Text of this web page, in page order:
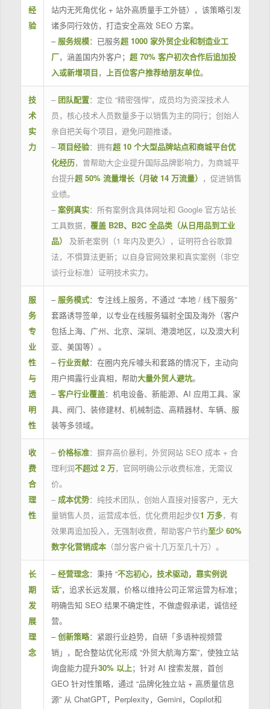
经
验
站内无死角优化 + 站外高质量手工外链），该策略引发
诸多同行效仿，打造安全高效 SEO 方案。
– 服务规模：已服务超 1000 家外贸企业和制造业工
厂，涵盖国内外客户； 超 70% 客户初次合作后追加投
入或新增项目， 上百位客户推荐给朋友单位。
技
术
实
力
– 团队配置：定位 “精密强悍”，成员均为资深技术人
员，核心技术人员数量多于以销售为主的同行；创始人
亲自把关每个项目，避免问题推诿。
– 项目经验：拥有超 10 个大型品牌站点和商城平台优
化经历，曾帮助大企业提升国际品牌影响力，为商城平
台提升超 50% 流量增长（月破 14 万流量） ，促进销售
业绩。
– 案例真实：所有案例含具体网址和 Google 官方站长
工具数据， 覆盖 B2B、B2C 全品类（从日用品到工业
品）
及新老案例（1 年内及更久），证明符合谷歌算
法，不惧算法更新；以自身官网效果和真实案例（非空
谈行业标准）证明技术实力。
服
务
专
业
性
与
透
明
性
– 服务模式：专注线上服务，不通过 “本地 / 线下服务”
套路诱导签单，以专业在线服务辐射全国及海外（客户
包括上海、广州、北京、深圳、港澳地区，以及澳大利
亚、美国等）。
–行业贡献：在圈内充斥噱头和套路的情况下，主动向
用户揭露行业真相，帮助大量外贸人避坑。
–客户行业覆盖：机电设备、新能源、AI 应用工具、家
具、阀门、装修建材、机械制造、高精器材、车辆、服
装等多领域。
收
费
合
理
性
– 价格标准：摒弃高价暴利，外贸网站 SEO 成本 + 合
理利润不超过 2 万，官网明确公示收费标准，无需议
价。
– 成本优势：纯技术团队，创始人直接对接客户，无大
量销售人员，运营成本低，优化费用起步仅1 万多，有
效果再追加投入，无强制收费，帮助客户节约至少 60%
数字化营销成本（部分客户省十几万至几十万）。
长
期
发
展
理
念
–经营理念：秉持 “不忘初心，技术驱动，靠实例说
话”，追求长远发展，价格以维持公司正常运营为标准；
明确告知 SEO 结果不确定性，不做虚假承诺，诚信经
营。
–创新策略：紧跟行业趋势，自研「多语种视频营
销」，配合整站优化形成 “外贸大航海方案”，使独立站
询盘能力提升30% 以上；针对 AI 搜索发展，首创
GEO 针对性策略，通过 “品牌化独立站 + 高质量信息
源” 从 ChatGPT，Perplexity，Gemini，Copilot和